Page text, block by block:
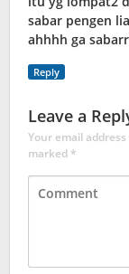
sabar pengen
ahhhh ga
Reply
Leave a
Your email
marked*